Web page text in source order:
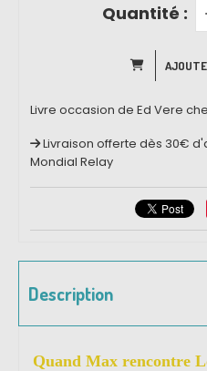
Quantité :
Livre occasion de Ed Vere
Livraison offerte dès 30€
Mondial Relay
Description
Quand Max rencontre